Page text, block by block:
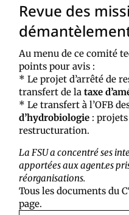
Revue des
Au menu de ce comité
points pour avis :
* Le projet d’arrêté de
transfert de lataxe
* Le transfert à l’OFB
d’hydrobiologie :
restructuration.
La FSU a concentré ses
apportées aux agent.es
réorganisations.
Tous les documents du
page.